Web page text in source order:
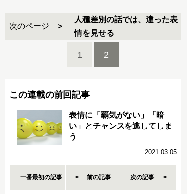
次のページ
人種差別の話では、違った表
情を見せる
1 2
この連載の前回記事
表情に「覇気がない」「暗
い」とチャンスを逃してしま
う
2021.03.05
一番最初の記事 前の記事 次の記事